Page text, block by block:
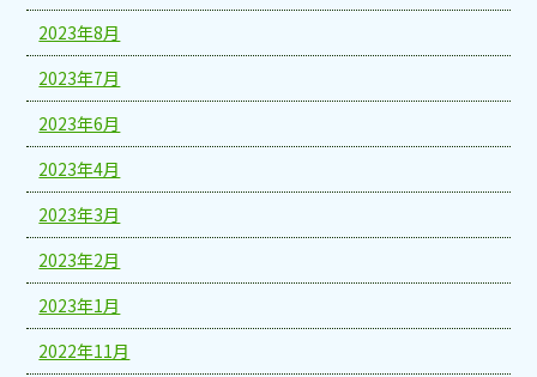
2023年8月
2023年7月
2023年6月
2023年4月
2023年3月
2023年2月
2023年1月
2022年11月